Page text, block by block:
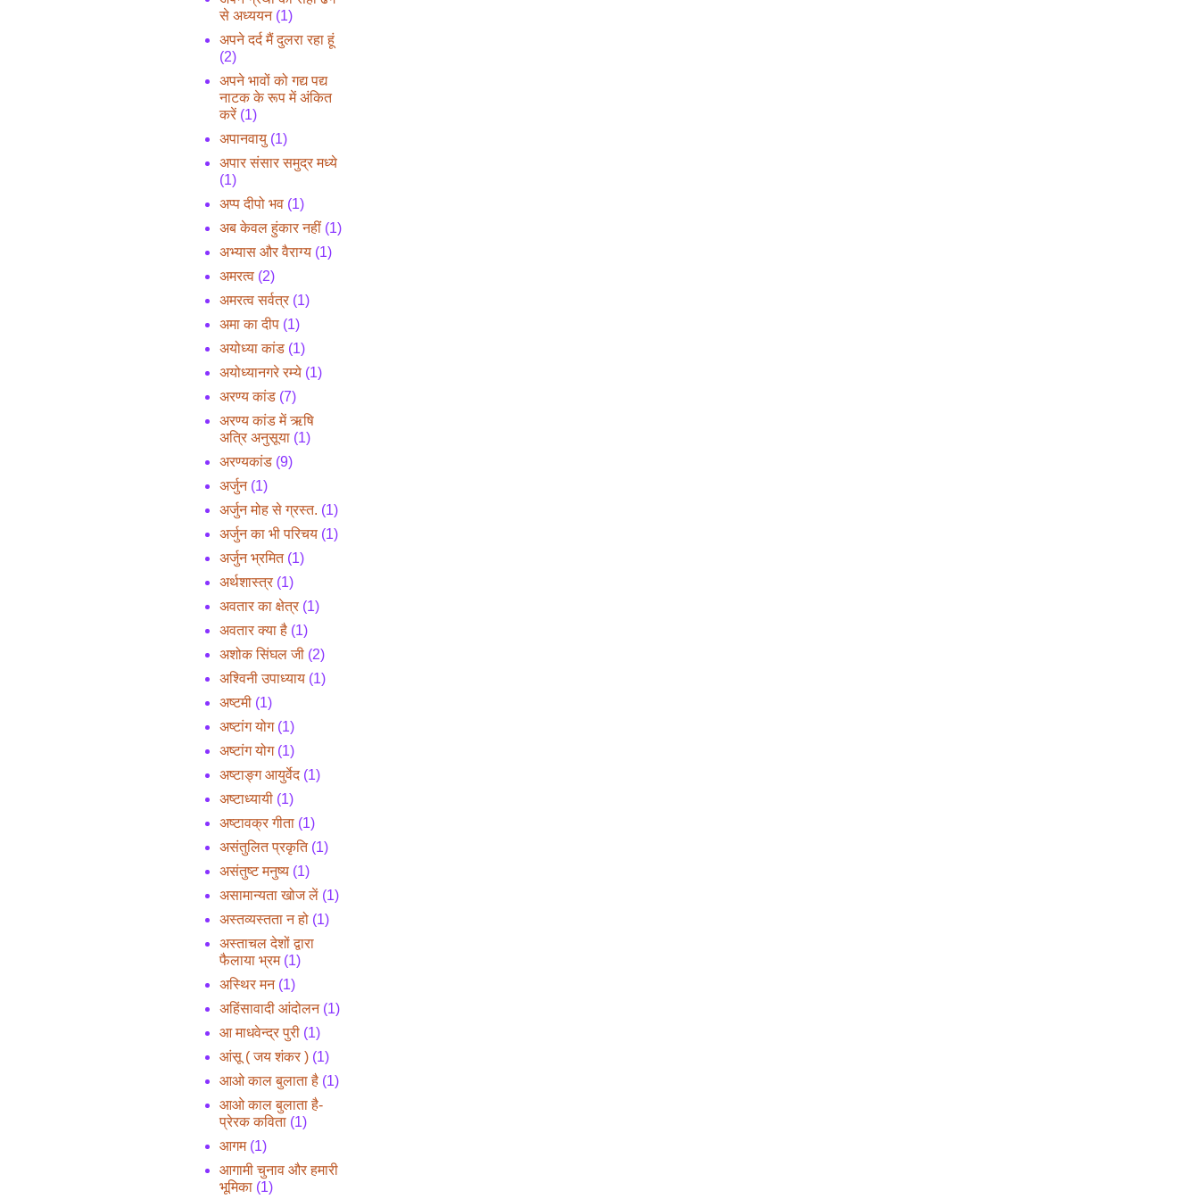
से अध्ययन (1)
अपने दर्द मैं दुलरा रहा हूं
(2)
अपने भावों को गद्य पद्य
नाटक के रूप में अंकित
करें (1)
अपानवायु (1)
अपार संसार समुद्र मध्ये
(1)
अप्प दीपो भव (1)
अब केवल हुंकार नहीं (1)
अभ्यास और वैराग्य (1)
अमरत्व (2)
अमरत्व सर्वत्र (1)
अमा का दीप (1)
अयोध्या कांड (1)
अयोध्यानगरे रम्ये (1)
अरण्य कांड (7)
अरण्य कांड में ऋषि
अत्रि अनुसूया (1)
अरण्यकांड (9)
अर्जुन (1)
अर्जुन मोह से ग्रस्त. (1)
अर्जुन का भी परिचय (1)
अर्जुन भ्रमित (1)
अर्थशास्त्र (1)
अवतार का क्षेत्र (1)
अवतार क्या है (1)
अशोक सिंघल जी (2)
अश्विनी उपाध्याय (1)
अष्टमी (1)
अष्टांग योग (1)
अष्टांग योग (1)
अष्टाङ्ग आयुर्वेद (1)
अष्टाध्यायी (1)
अष्टावक्र गीता (1)
असंतुलित प्रकृति (1)
असंतुष्ट मनुष्य (1)
असामान्यता खोज लें (1)
अस्तव्यस्तता न हो (1)
अस्ताचल देशों द्वारा
फैलाया भ्रम (1)
अस्थिर मन (1)
अहिंसावादी आंदोलन (1)
आ माधवेन्द्र पुरी (1)
आंसू ( जय शंकर ) (1)
आओ काल बुलाता है (1)
आओ काल बुलाता है-
प्रेरक कविता (1)
आगम (1)
आगामी चुनाव और हमारी
भूमिका (1)